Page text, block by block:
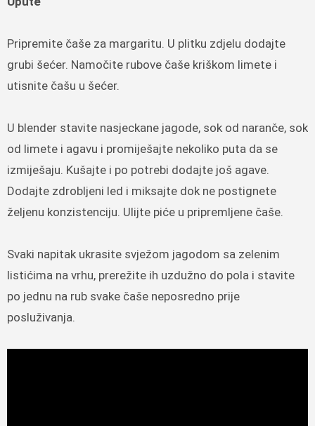
Pripremite čaše za margaritu. U plitku zdjelu dodajte
grubi šećer. Namočite rubove čaše kriškom limete i
utisnite čašu u šećer.
U blender stavite nasjeckane jagode, sok od naranče, sok
od limete i agavu i promiješajte nekoliko puta da se
izmiješaju. Kušajte i po potrebi dodajte još agave.
Dodajte zdrobljeni led i miksajte dok ne postignete
željenu konzistenciju. Ulijte piće u pripremljene čaše.
Svaki napitak ukrasite svježom jagodom sa zelenim
listićima na vrhu, prerežite ih uzdužno do pola i stavite
po jednu na rub svake čaše neposredno prije
posluživanja.